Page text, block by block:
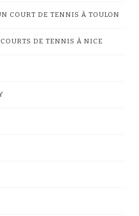
COURT DE TENNIS À TOULON
DE TENNIS À NICE